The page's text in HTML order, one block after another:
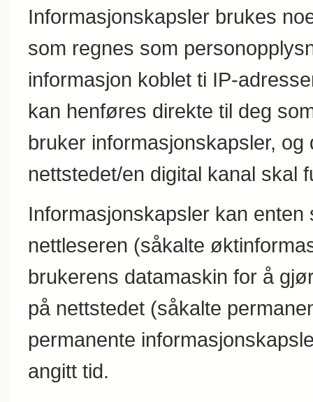
Informasjonskapsler brukes
som regnes som
informasjon koblet ti IP-
kan henføres direkte til deg
bruker informasjonskapsler,
nettstedet/en digital kanal skal
Informasjonskapsler kan
nettleseren (såkalte
brukerens datamaskin for å
på nettstedet (såkalte
permanente
angitt tid.